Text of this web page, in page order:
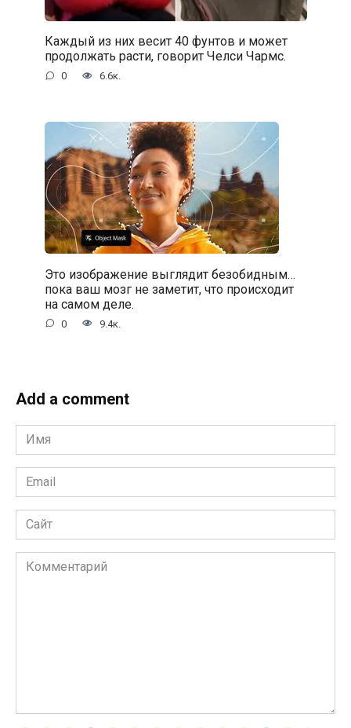
Каждый из них весит 40 фунтов и может
продолжать расти, говорит Челси Чармс.
0 6.6к.
Это изображение выглядит безобидным…
пока ваш мозг не заметит, что происходит
на самом деле.
0 9.4к.
Add a comment
Имя
*
Email
*
Сайт
Комментарий